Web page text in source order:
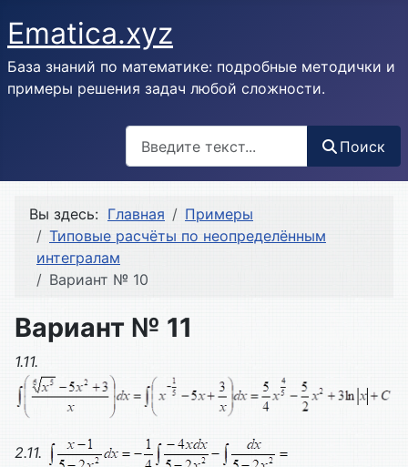
Ematica.xyz
База знаний по математике: подробные методички и
примеры решения задач любой сложности.
Поиск
Вы здесь: Главная
Примеры
Типовые расчёты по неопределённым
интегралам
Вариант № 10
Вариант № 11
1.11.
2.11.